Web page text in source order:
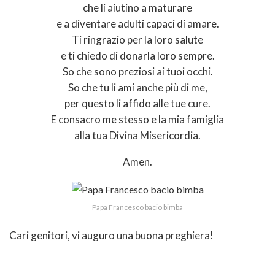
che li aiutino a maturare
e a diventare adulti capaci di amare.
Ti ringrazio per la loro salute
e ti chiedo di donarla loro sempre.
So che sono preziosi ai tuoi occhi.
So che tu li ami anche più di me,
per questo li affido alle tue cure.
E consacro me stesso e la mia famiglia
alla tua Divina Misericordia.
Amen.
Papa Francesco bacio bimba
Cari genitori, vi auguro una buona preghiera!